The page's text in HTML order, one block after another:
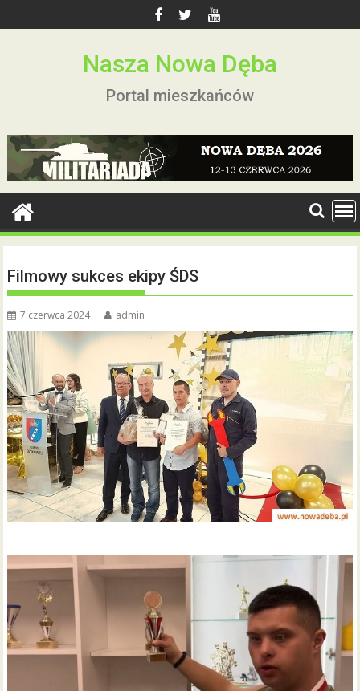
to
Nasza Nowa Dęba
Portal mieszkańców
Filmowy sukces ekipy ŚDS
7 czerwca 2024 admin